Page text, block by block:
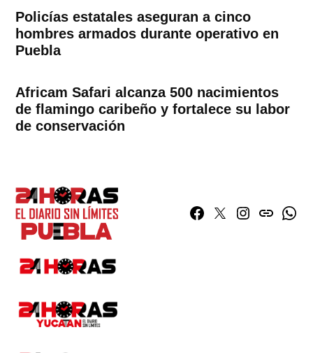
Policías estatales aseguran a cinco
hombres armados durante operativo en
Puebla
Africam Safari alcanza 500 nacimientos
de flamingo caribeño y fortalece su labor
de conservación
Facebook
TwitterInstagram
issuu